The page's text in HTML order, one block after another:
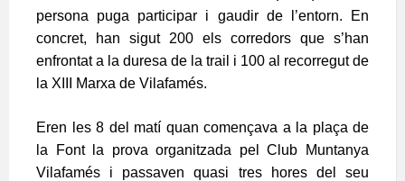
persona puga participar i gaudir de l’entorn. En
concret, han sigut 200 els corredors que s’han
enfrontat a la duresa de la trail i 100 al recorregut de
la XIII Marxa de Vilafamés.
Eren les 8 del matí quan començava a la plaça de
la Font la prova organitzada pel Club Muntanya
Vilafamés i passaven quasi tres hores del seu